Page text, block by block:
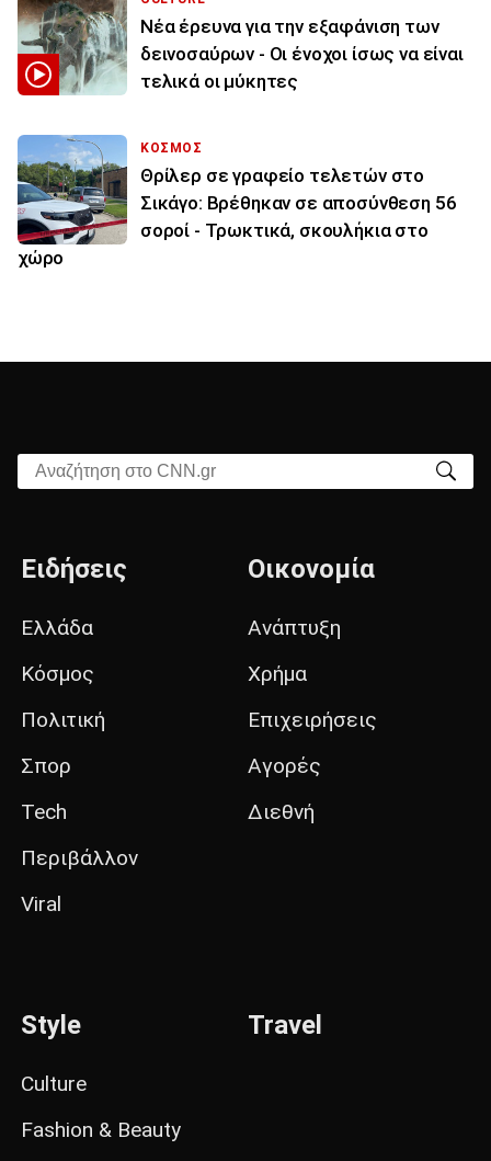
Νέα έρευνα για την εξαφάνιση των
δεινοσαύρων - Οι ένοχοι ίσως να είναι
τελικά οι μύκητες
ΚΟΣΜΟΣ
Θρίλερ σε γραφείο τελετών στο
Σικάγο: Βρέθηκαν σε αποσύνθεση 56
σοροί - Τρωκτικά, σκουλήκια στο
χώρο
Αναζήτηση στο CNN.gr
Ειδήσεις
Ελλάδα
Κόσμος
Πολιτική
Σπορ
Tech
Περιβάλλον
Viral
Οικονομία
Ανάπτυξη
Χρήμα
Επιχειρήσεις
Αγορές
Διεθνή
Style
Culture
Fashion & Beauty
Travel